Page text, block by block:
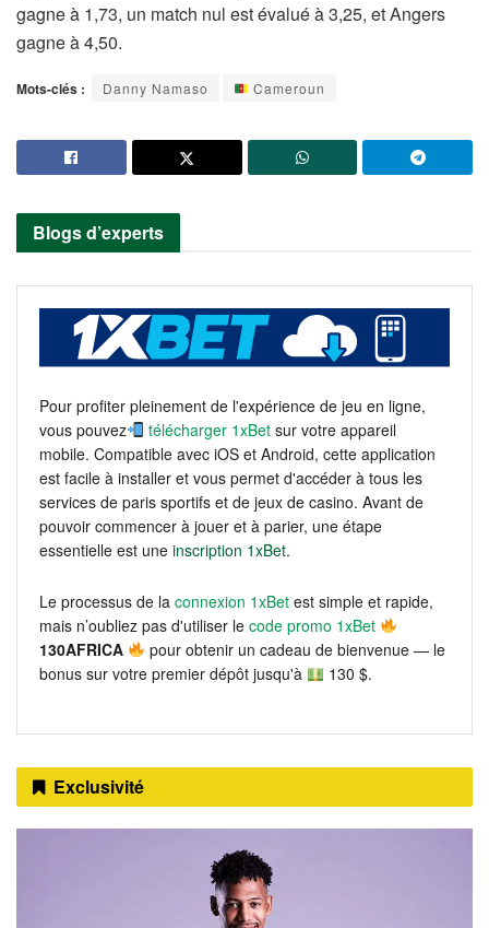
gagne à 1,73, un match nul est évalué à 3,25, et Angers
gagne à 4,50.
Mots-clés : Danny Namaso Cameroun
Blogs d’experts
Pour profiter pleinement de l'expérience de jeu en ligne,
vous pouvez
télécharger 1xBet sur votre appareil
mobile. Compatible avec iOS et Android, cette application
est facile à installer et vous permet d'accéder à tous les
services de paris sportifs et de jeux de casino. Avant de
pouvoir commencer à jouer et à parier, une étape
essentielle est une inscription 1xBet.
Le processus de la connexion 1xBet est simple et rapide,
mais n’oubliez pas d'utiliser le code promo 1xBet
130AFRICA
pour obtenir un cadeau de bienvenue — le
bonus sur votre premier dépôt jusqu'à
130 $.
Exclusivité